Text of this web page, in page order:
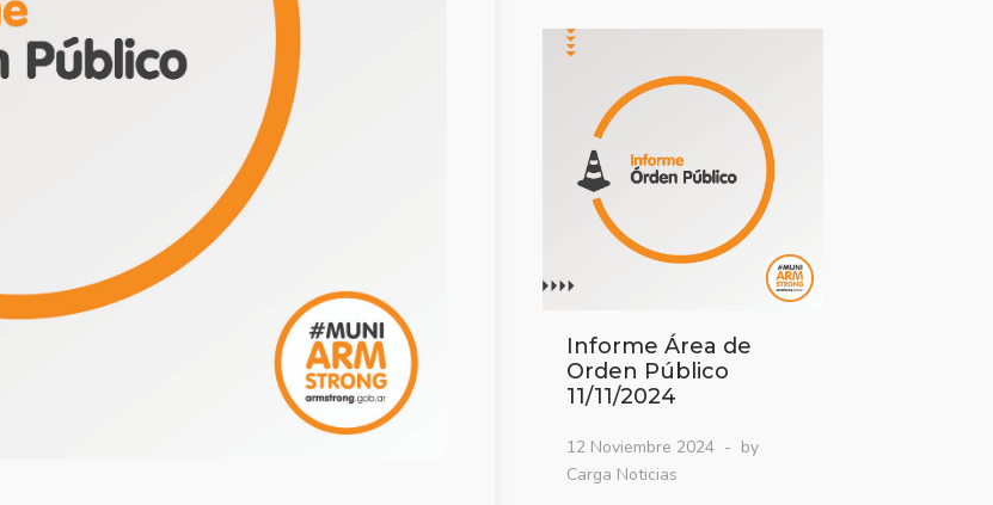
Informe Área de
Orden Público
11/11/2024
12 Noviembre 2024
by
Carga Noticias